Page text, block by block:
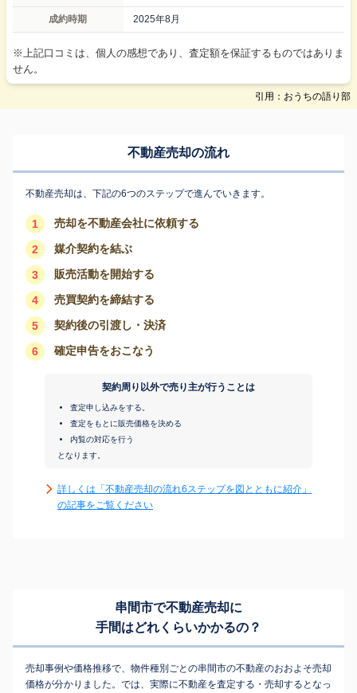
成約時期 2025年8月
※上記口コミは、個人の感想であり、査定額を保証するものではありま
せん。
引用：おうちの語り部
不動産売却の流れ
不動産売却は、下記の6つのステップで進んでいきます。
1 売却を不動産会社に依頼する
2 媒介契約を結ぶ
3 販売活動を開始する
4 売買契約を締結する
5 契約後の引渡し・決済
6 確定申告をおこなう
契約周り以外で売り主が行うことは
査定申し込みをする。
査定をもとに販売価格を決める
内覧の対応を行う
となります。
詳しくは「不動産売却の流れ6ステップを図とともに紹介」
の記事をご覧ください
串間市で不動産売却に
手間はどれくらいかかるの？
売却事例や価格推移で、物件種別ごとの串間市の不動産のおおよそ売却
価格が分かりました。では、実際に不動産を査定する・売却するとなっ